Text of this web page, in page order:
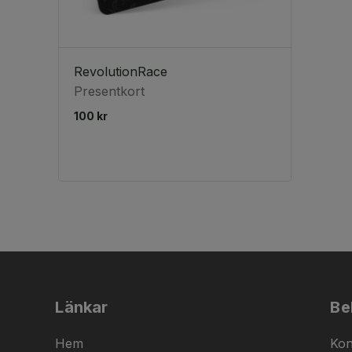
RevolutionRace
Presentkort
100 kr
Länkar
Hem